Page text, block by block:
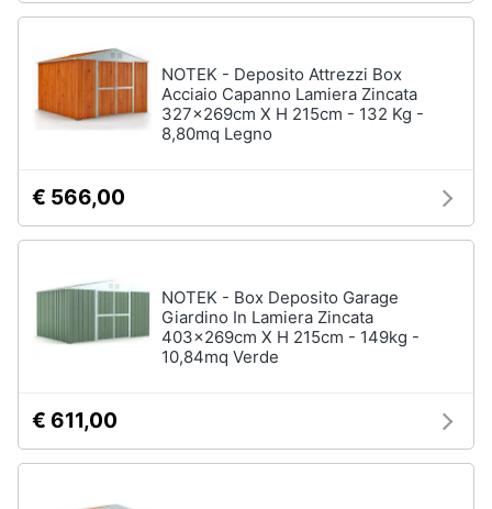
NOTEK - Deposito Attrezzi Box
Acciaio Capanno Lamiera Zincata
327x269cm X H 215cm - 132 Kg -
8,80mq Legno
€ 566,00
NOTEK - Box Deposito Garage
Giardino In Lamiera Zincata
403x269cm X H 215cm - 149kg -
10,84mq Verde
€ 611,00